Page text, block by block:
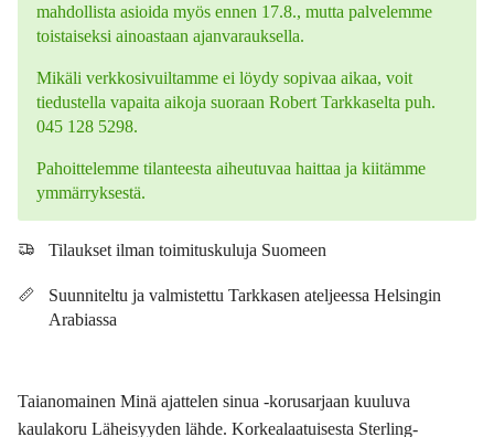
mahdollista asioida myös ennen 17.8., mutta palvelemme
toistaiseksi ainoastaan ajanvarauksella.
Mikäli verkkosivuiltamme ei löydy sopivaa aikaa, voit
tiedustella vapaita aikoja suoraan Robert Tarkkaselta puh.
045 128 5298.
Pahoittelemme tilanteesta aiheutuvaa haittaa ja kiitämme
ymmärryksestä.
Tilaukset ilman toimituskuluja Suomeen
Suunniteltu ja valmistettu Tarkkasen ateljeessa Helsingin
Arabiassa
Taianomainen Minä ajattelen sinua -korusarjaan kuuluva
kaulakoru Läheisyyden lähde. Korkealaatuisesta Sterling-